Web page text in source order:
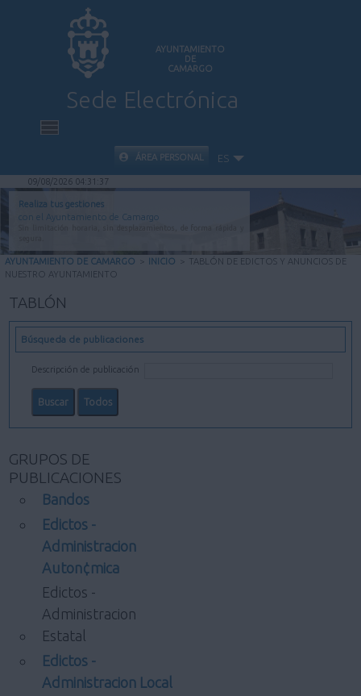
AYUNTAMIENTO
DE
CAMARGO
Sede Electrónica
INICIO
INFORMACIÓN PÚBLICA
CARPETA CIUDADANA
VALIDACIÓN DE DOCUMENTOS
AYUDA
ÁREA PERSONAL ES
09/08/2026 04:31:38
Realiza tus gestiones
con el Ayuntamiento de Camargo
AYUNTAMIENTO DE CAMARGO > INICIO > TABLÓN DE EDICTOS Y ANUNCIOS DE
NUESTRO AYUNTAMIENTO
TABLÓN
Búsqueda de publicaciones
Descripción de publicación
GRUPOS DE
PUBLICACIONES
Bandos
Edictos -
Administracion
Auton¢mica
Edictos -
Administracion
Estatal
Edictos -
Administracion Local